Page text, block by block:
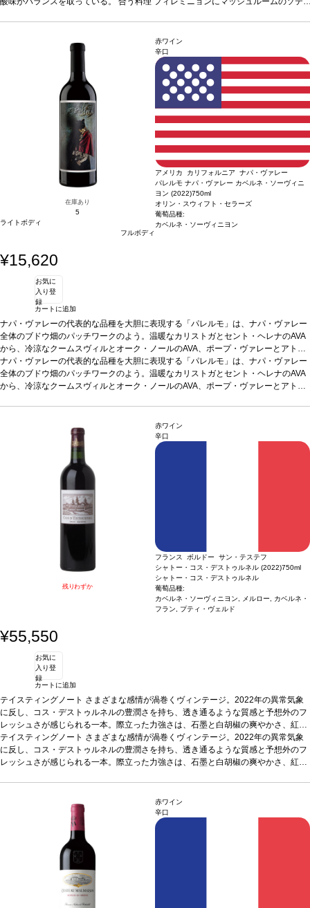
ィンテージに変更されます、ご了承ください。
にクリーミーなリゾットとグリルしたアスパラガス添えなどと好相性。
カベルネ・ソーヴィニヨン 96%、プティ・ヴェルド 3%、カベルネ・フラン 1%
本ヴィンテージが在庫切れの場合、在庫があり価格が同様の場合は自動的に次のヴ
ィンテージに変更されます、ご了承ください。
在庫あり
5
ライトボディ
フルボディ
赤ワイン
辛口
アメリカ カリフォルニア ナパ・ヴァレー
パレルモ ナパ・ヴァレー カベルネ・ソーヴィニ
ヨン (2022)750ml
オリン・スウィフト・セラーズ
葡萄品種:
カベルネ・ソーヴィニヨン
¥15,620
お気に
入り登
録
カートに追加
ナパ・ヴァレーの代表的な品種を大胆に表現する「パレルモ」は、ナパ・ヴァレー
全体のブドウ畑のパッチワークのよう。温暖なカリストガとセント・ヘレナのAVA
から、冷涼なクームスヴィルとオーク・ノールのAVA、ポープ・ヴァレーとアトラ
ス・ピークのユニークなミクロクリマ（微気候）、そしてラザフォードとオークヴ
ィルの有名な土壌まで、真のナパ・ヴァレーすべてが詰まっているボトル。厳格な
品質基準を満たすために畑で作業した結果、オリン・スフィフトの理念に忠実であ
ボイセンベリー、熟したエルダーベリー、チャパラル、シーダーが広がる。口に含
むと、カシス、ブラックベリー、セイボリーなどの芳醇な味わいを感じ、微かなタ
イムを伴う。複雑でしっかりとした、熟した黒果実に、柔らかいタンニンの余韻が
続き、リコリス、黒胡椒、スターアニスのフィニッシュが長く残る。
ベルネ・ソーヴィニヨン*本ヴィンテージが在庫切れの場合、在庫があり価格が同
ナパ・ヴァレーの代表的な品種を大胆に表現する「パレルモ」は、ナパ・ヴァレー
全体のブドウ畑のパッチワークのよう。温暖なカリストガとセント・ヘレナのAVA
から、冷涼なクームスヴィルとオーク・ノールのAVA、ポープ・ヴァレーとアトラ
品質基準を満たすために畑で作業した結果、オリン・スフィフトの理念に忠実であ
りながら、伝統的なカベルネのワインを造る。
ルのはっきりとした縁に、濃いガーネットの色調。噛み応えのあるカシス、砕いた
ボイセンベリー、熟したエルダーベリー、チャパラル、シーダーが広がる。口に含
むと、カシス、ブラックベリー、セイボリーなどの芳醇な味わいを感じ、微かなタ
続き、リコリス、黒胡椒、スターアニスのフィニッシュが長く残る。
ベルネ・ソーヴィニヨン
様の場合は自動的に次のヴィンテージに変更されます、ご了承ください。
残りわずか
赤ワイン
辛口
フランス ボルドー サン・テステフ
シャトー・コス・デストゥルネル (2022)750ml
シャトー・コス・デストゥルネル
葡萄品種:
カベルネ・ソーヴィニヨン, メルロー, カベルネ・
フラン, プティ・ヴェルド
¥55,550
お気に
入り登
録
カートに追加
テイスティングノート さまざまな感情が渦巻くヴィンテージ。2022年の異常気象
に反し、コス・デストゥルネルの豊潤さを持ち、透き通るような質感と予想外のフ
レッシュさが感じられる一本。際立った力強さは、石墨と白胡椒の爽やかさ、紅茶
の優雅さ、リコリス、チェリー、ブラックベリーなどの甘さを含む官能的で多層な
アロマを引き立てている。カシミアのように滑らかなテクスチャーを持ち、終わり
のない余韻と並外れた熟成のポテンシャルを秘めた、素晴らしく魅惑的な逸品。葡
テイスティングノート さまざまな感情が渦巻くヴィンテージ。2022年の異常気象
に反し、コス・デストゥルネルの豊潤さを持ち、透き通るような質感と予想外のフ
レッシュさが感じられる一本。際立った力強さは、石墨と白胡椒の爽やかさ、紅茶
のない余韻と並外れた熟成のポテンシャルを秘めた、素晴らしく魅惑的な逸品。
カベルネ・ソーヴィニヨン61%、メルロー37%、カベルネ・フラン1%、プ
赤ワイン
辛口